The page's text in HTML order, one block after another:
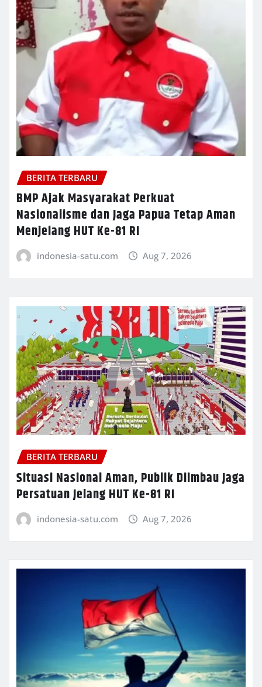
BERITA TERBARU
BMP Ajak Masyarakat Perkuat
Nasionalisme dan Jaga Papua Tetap Aman
Menjelang HUT Ke-81 RI
indonesia-satu.com Aug 7, 2026
BERITA TERBARU
Situasi Nasional Aman, Publik Diimbau Jaga
Persatuan Jelang HUT Ke-81 RI
indonesia-satu.com Aug 7, 2026